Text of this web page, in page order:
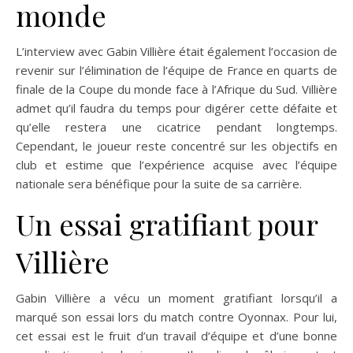
monde
L’interview avec Gabin Villière était également l’occasion de
revenir sur l’élimination de l’équipe de France en quarts de
finale de la Coupe du monde face à l’Afrique du Sud. Villière
admet qu’il faudra du temps pour digérer cette défaite et
qu’elle restera une cicatrice pendant longtemps.
Cependant, le joueur reste concentré sur les objectifs en
club et estime que l’expérience acquise avec l’équipe
nationale sera bénéfique pour la suite de sa carrière.
Un essai gratifiant pour
Villière
Gabin Villière a vécu un moment gratifiant lorsqu’il a
marqué son essai lors du match contre Oyonnax. Pour lui,
cet essai est le fruit d’un travail d’équipe et d’une bonne